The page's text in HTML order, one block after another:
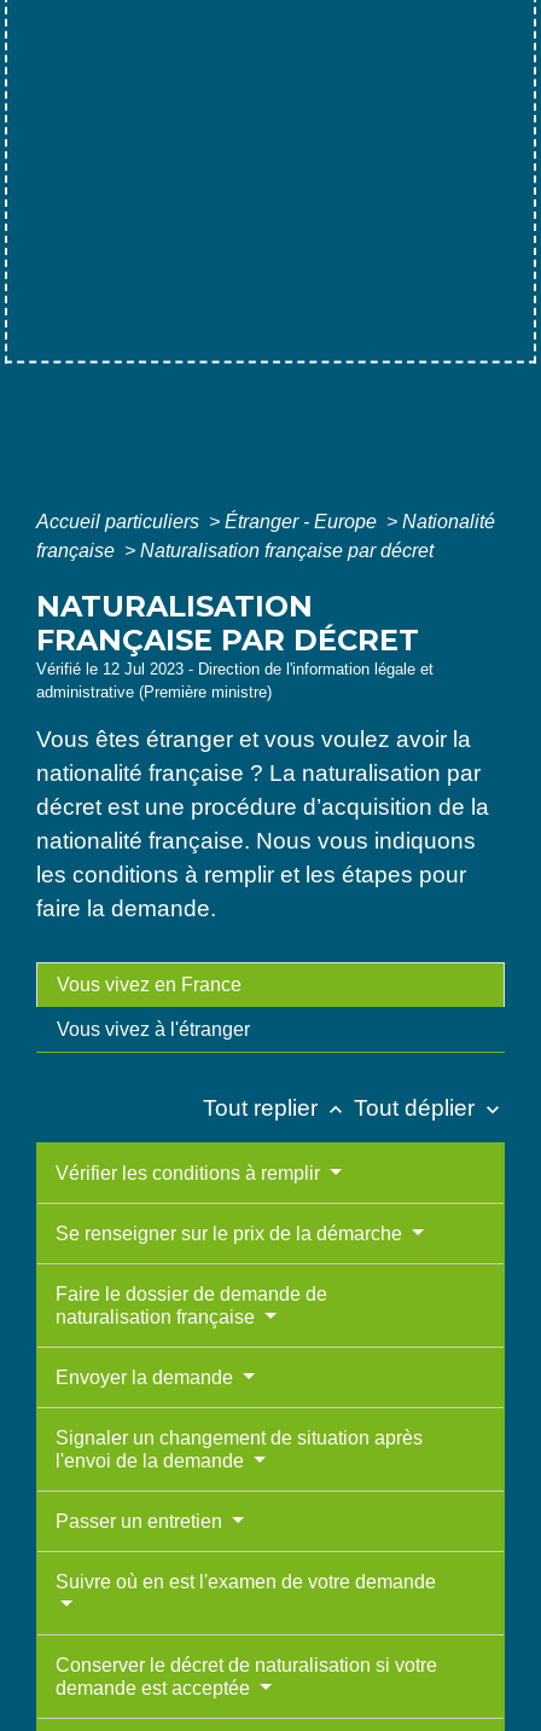
Accueil particuliers > Étranger - Europe > Nationalité
française > Naturalisation française par décret
NATURALISATION
FRANÇAISE PAR DÉCRET
Vérifié le 12 Jul 2023 - Direction de l'information légale et
administrative (Première ministre)
Vous êtes étranger et vous voulez avoir la
nationalité française ? La naturalisation par
décret est une procédure d’acquisition de la
nationalité française. Nous vous indiquons
les conditions à remplir et les étapes pour
faire la demande.
Vous vivez en France
Vous vivez à l'étranger
Tout replier keyboard_arrow_up Tout déplier keyboard_arrow_down
Vérifier les conditions à remplir
Se renseigner sur le prix de la démarche
Faire le dossier de demande de
naturalisation française
Envoyer la demande
Signaler un changement de situation après
l'envoi de la demande
Passer un entretien
Suivre où en est l'examen de votre demande
Conserver le décret de naturalisation si votre
demande est acceptée